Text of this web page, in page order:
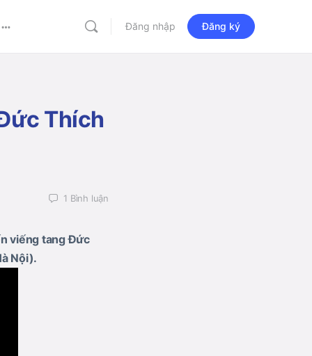
Đăng nhập Đăng ký
Thích
1 Bình luận
viếng tang Đức
Nội).